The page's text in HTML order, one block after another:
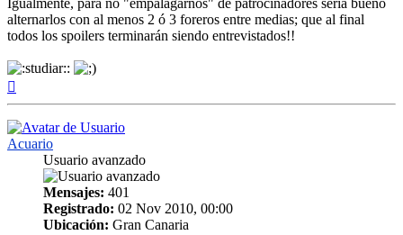
Igualmente, para no "empalagarnos" de patrocinadores sería bueno
alternarlos con al menos 2 ó 3 foreros entre medias; que al final
todos los spoilers terminarán siendo entrevistados!!
Acuario
Usuario avanzado
Mensajes: 401
Registrado: 02 Nov 2010, 00:00
Ubicación: Gran Canaria